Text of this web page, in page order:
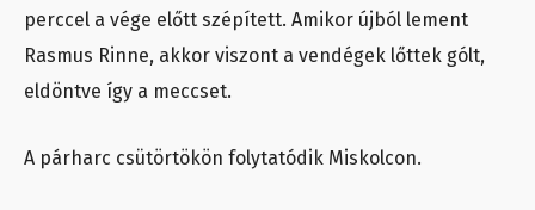
perccel a vége előtt szépített. Amikor újból lement
Rasmus Rinne, akkor viszont a vendégek lőttek gólt,
eldöntve így a meccset.
A párharc csütörtökön folytatódik Miskolcon.